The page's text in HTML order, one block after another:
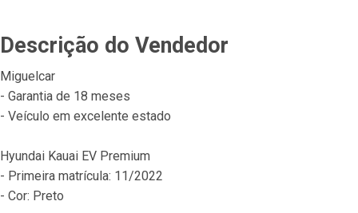
Descrição do Vendedor
Miguelcar
- Garantia de 18 meses
- Veículo em excelente estado
Hyundai Kauai EV Premium
- Primeira matrícula: 11/2022
- Cor: Preto